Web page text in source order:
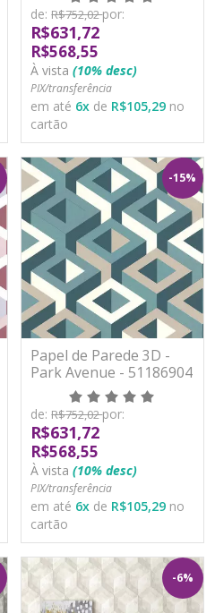
de: R$752,02por:
R$631,72
R$568,55
À vista (10% desc)
PIX/transferência
em até 6x de R$105,29 no
cartão
-15%
Papel de Parede 3D -
Park Avenue - 51186904
- TNT/Vinilíco
de: R$752,02por:
R$631,72
R$568,55
À vista (10% desc)
PIX/transferência
em até 6x de R$105,29 no
cartão
-6%